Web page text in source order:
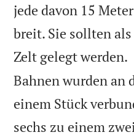
jede davon 15
breit. Sie sollten
Zelt gelegt werden.
Bahnen wurden an
einem Stück
sechs zu einem